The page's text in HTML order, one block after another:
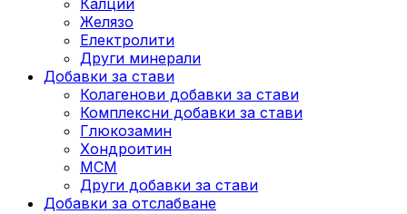
Желязо
Електролити
Други минерали
Добавки за стави
Колагенови добавки за стави
Комплексни добавки за стави
Глюкозамин
Хондроитин
МСМ
Други добавки за стави
Добавки за отслабване